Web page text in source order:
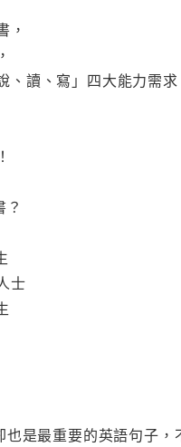
，
、讀、寫」四大能力需求
士
是最重要的英語句子